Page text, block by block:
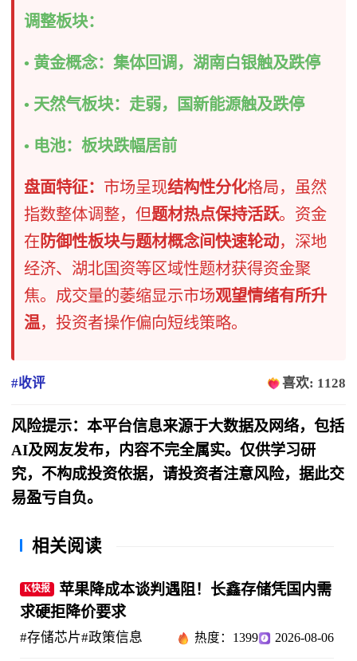
调整板块：
• ​黄金概念​：集体回调，湖南白银触及跌停
• ​天然气板块​：走弱，国新能源触及跌停
• ​电池​：板块跌幅居前
盘面特征： 市场呈现结构性分化格局，虽然
指数整体调整，但题材热点保持活跃。资金
在 防御性板块与题材概念间快速轮动，深地
经济、湖北国资等区域性题材获得资金聚
焦。成交量的萎缩显示市场观望情绪有所升
温，投资者操作偏向短线策略。
#收评 喜欢: 1128
风险提示：本平台信息来源于大数据及网络，包括
AI及网友发布，内容不完全属实。仅供学习研
究，不构成投资依据，请投资者注意风险，据此交
易盈亏自负。
相关阅读
K快报
苹果降成本谈判遇阻！长鑫存储凭国内需
求硬拒降价要求
#存储芯片#政策信息 热度：1399 2026-08-06